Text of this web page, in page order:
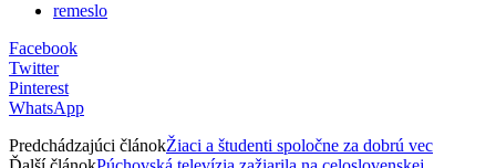
remeslo
Facebook
Twitter
Pinterest
WhatsApp
Predchádzajúci článokŽiaci a študenti spoločne za dobrú vec